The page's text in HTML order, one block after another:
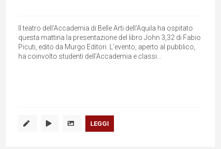
Il teatro dell’Accademia di Belle Arti dell’Aquila ha ospitato
questa mattina la presentazione del libro John 3,32 di Fabio
Picuti, edito da Murgo Editori. L’evento, aperto al pubblico,
ha coinvolto studenti dell’Accademia e classi...
LEGGI